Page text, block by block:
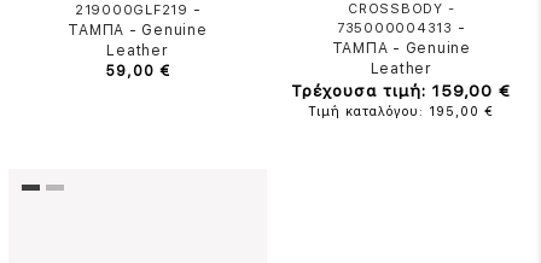
219000GLF219 -
ΤΑΜΠΑ - Genuine
Leather
59,00 €
CROSSBODY -
735000004313 -
ΤΑΜΠΑ - Genuine
Leather
Τρέχουσα τιμή: 159,00 €
Τιμή καταλόγου: 195,00 €